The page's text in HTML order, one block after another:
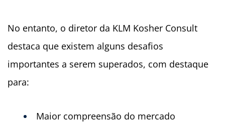
No entanto, o diretor da KLM Kosher Consult
destaca que existem alguns desafios
importantes a serem superados, com destaque
para:
Maior compreensão do mercado